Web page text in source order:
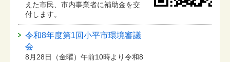
えた市民、市内事業者に補助金を交
付します。
令和8年度第1回小平市環境審議
会
8月28日（金曜）午前10時より令和8